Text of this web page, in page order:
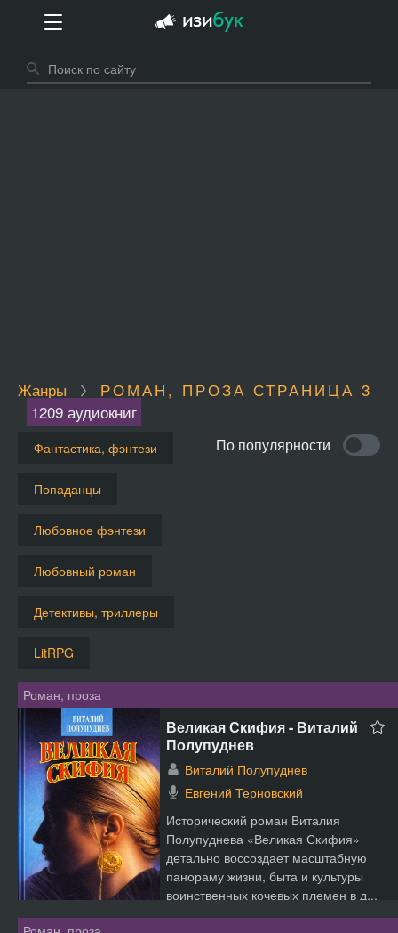
Жанры
РОМАН, ПРОЗА СТРАНИЦА 3
1209 аудиокниг
Фантастика, фэнтези
Попаданцы
Любовное фэнтези
Любовный роман
Детективы, триллеры
LitRPG
По популярности
Роман, проза
Великая Скифия - Виталий
Полупуднев
Виталий Полупуднев
Евгений Терновский
Исторический роман Виталия
Полупуднева «Великая Скифия»
детально воссоздает масштабную
панораму жизни, быта и культуры
воинственных кочевых племен в д...